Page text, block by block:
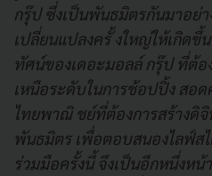
กรุ๊ป ซึ่งเป็นพันธมิตรกันมาอย่า
เปลี่ยนแปลงครั้ งใหญ่ให้เกิดขึ้
ทัศน์ของเดอะมอลล์ กรุ๊ป ที่ต้อ
เหนือระดับในการช้อปปิ้ง สอ
ไทยพาณิ ชย์ที่ต้องการสร้างดิ
พันธมิตร เพื่อตอบสนองไลฟ์ส
ร่วมมือครั้งนี้ จึงเป็นอีกหนึ่งห